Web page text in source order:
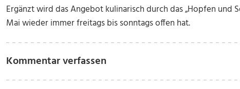
Ergänzt wird das Angebot kulinarisch durch das „Hopfen und
Mai wieder immer freitags bis sonntags offen hat.
Kommentar verfassen